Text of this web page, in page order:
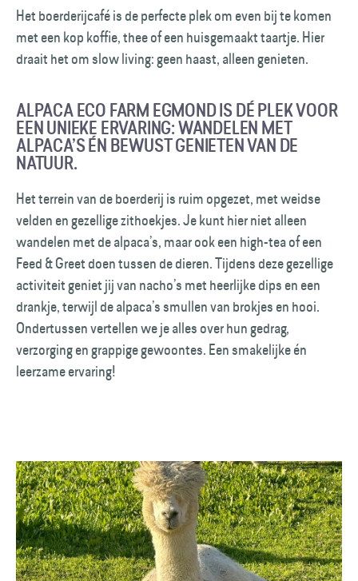
Het boerderijcafé is de perfecte plek om even bij te komen
met een kop koffie, thee of een huisgemaakt taartje. Hier
draait het om slow living: geen haast, alleen genieten.
ALPACA ECO FARM EGMOND IS DÉ PLEK VOOR
EEN UNIEKE ERVARING: WANDELEN MET
ALPACA’S ÉN BEWUST GENIETEN VAN DE
NATUUR.
Het terrein van de boerderij is ruim opgezet, met weidse
velden en gezellige zithoekjes. Je kunt hier niet alleen
wandelen met de alpaca’s, maar ook een high-tea of een
Feed & Greet doen tussen de dieren. Tijdens deze gezellige
activiteit geniet jij van nacho’s met heerlijke dips en een
drankje, terwijl de alpaca’s smullen van brokjes en hooi.
Ondertussen vertellen we je alles over hun gedrag,
verzorging en grappige gewoontes. Een smakelijke én
leerzame ervaring!